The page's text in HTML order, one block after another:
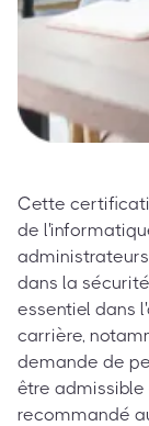
Cette
de
dans la
essentiel dans
carrière,
demande de
être
recommandé